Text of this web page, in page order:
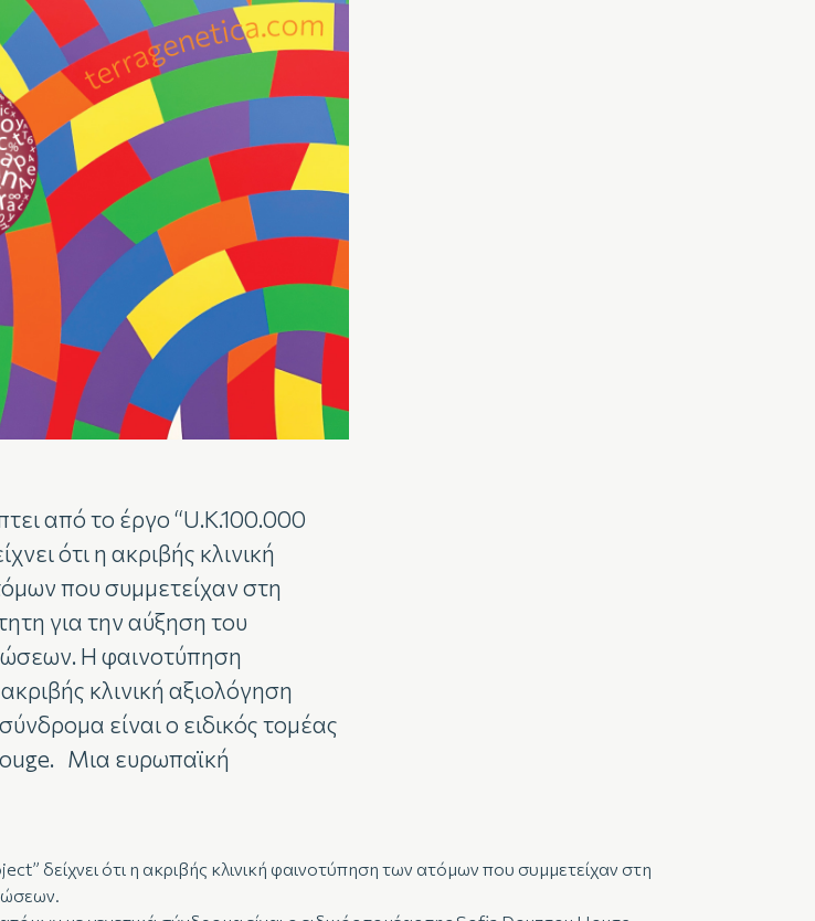
από το έργο “U.K.100.000
ότι η ακριβής κλινική
που συμμετείχαν στη
για την αύξηση του
Η φαινοτύπηση
κλινική αξιολόγηση
είναι ο ειδικός τομέας
Μια ευρωπαϊκή
δείχνει ότι η ακριβής κλινική φαινοτύπηση των ατόμων που συμμετείχαν στη